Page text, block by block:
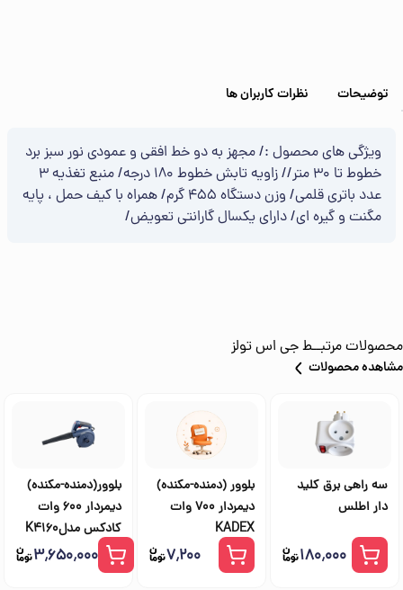
توضیحات نظرات کاربران ها
ویژگی های محصول :/ مجهز به دو خط افقی و عمودی نور سبز برد
خطوط تا 30 متر// زاویه تابش خطوط 180 درجه/ منبع تغذیه 3
عدد باتری قلمی/ وزن دستگاه 455 گرم/ همراه با کیف حمل ، پایه
مگنت و گیره ای/ دارای یکسال گارانتی تعویض/
محصولات مرتبــطجی اس تولز
مشاهده محصولات
سه راهی برق کلید
دار اطلس
۱۸۰٬۰۰۰
بلوور (دمنده-مکنده)
دیمردار 700 وات
KADEX
۷٬۲۰۰
بلوور(دمنده-مکنده)
دیمردار 600 وات
کادکس مدلK4160
۳٬۶۵۰٬۰۰۰